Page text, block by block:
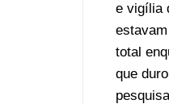
e vigília
total
que